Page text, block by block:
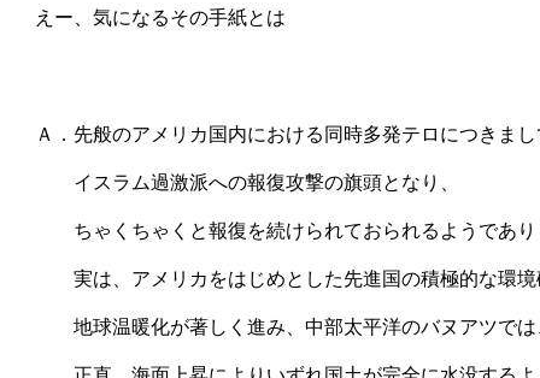
えー、気になるその手紙とは
Ａ．先般のアメリカ国内における同時多発テロにつきま
イスラム過激派への報復攻撃の旗頭となり、
ちゃくちゃくと報復を続けられておられるようであり
実は、アメリカをはじめとした先進国の積極的な環境
地球温暖化が著しく進み、中部太平洋のバヌアツでは